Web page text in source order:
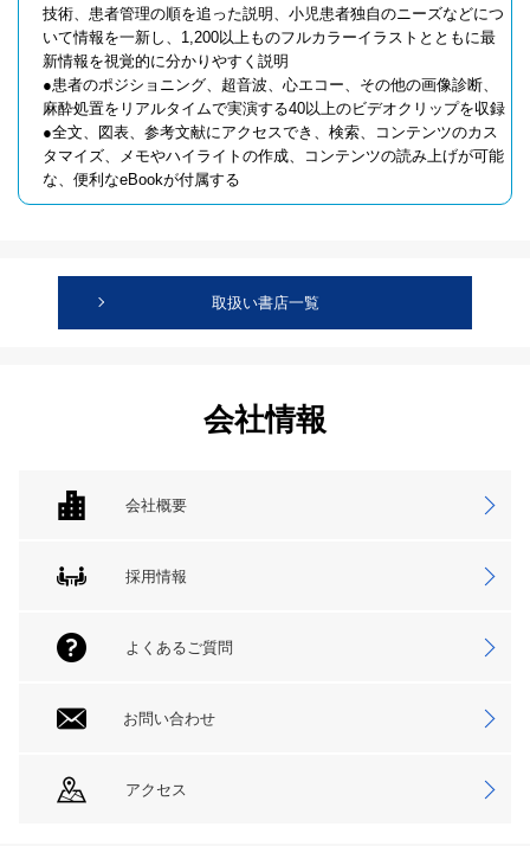
技術、患者管理の順を追った説明、小児患者独自のニーズなどにつ
いて情報を一新し、1,200以上ものフルカラーイラストとともに最
新情報を視覚的に分かりやすく説明
●患者のポジショニング、超音波、心エコー、その他の画像診断、
麻酔処置をリアルタイムで実演する40以上のビデオクリップを収録
●全文、図表、参考文献にアクセスでき、検索、コンテンツのカス
タマイズ、メモやハイライトの作成、コンテンツの読み上げが可能
な、便利なeBookが付属する
取扱い書店一覧
会社情報
会社概要
採用情報
よくあるご質問
お問い合わせ
アクセス